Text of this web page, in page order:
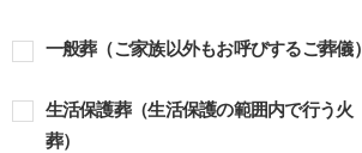
一般葬（ご家族以外もお呼びするご葬儀）
生活保護葬（生活保護の範囲内で行う火
葬）